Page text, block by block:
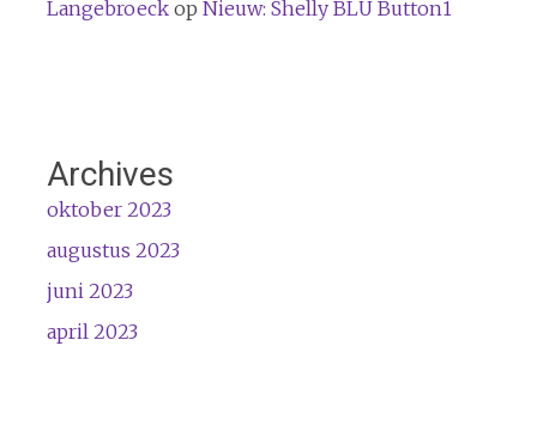
Langebroeckop Nieuw: Shelly BLU Button1
Archives
oktober 2023
augustus 2023
juni 2023
april 2023